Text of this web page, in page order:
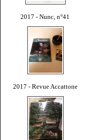
2017 - Nunc, n°41
2017 - Revue Accattone